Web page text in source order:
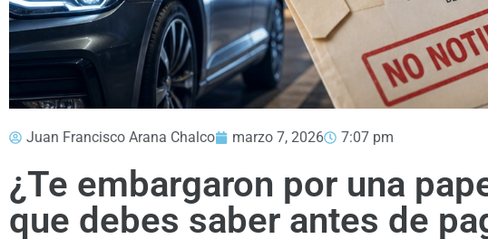
Juan Francisco Arana Chalco marzo 7, 2026 7:07 pm
¿Te embargaron por una
que debes saber antes de